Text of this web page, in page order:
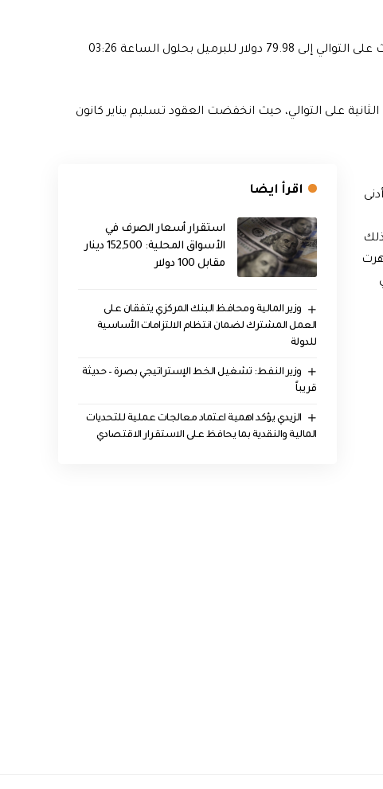
وتراجع خام غرب تكساس الوسيط الأميركي لليوم الثالث على التوالي إلى 79.98 دولار للبرميل بحلول الساعة 03:26
على التوالي، حيث انخفضت العقود تسليم يناير كانون
اقرأ ايضا
استقرار أسعار الصرف في
الأسواق المحلية: 152,500 دينار
مقابل 100 دولار
وزير المالية ومحافظ البنك المركزي يتفقان على
العمل المشترك لضمان انتظام الالتزامات الأساسية
للدولة
وزير النفط: تشغيل الخط الإستراتيجي بصرة – حديثة
قريباً
الزيدي يؤكد اهمية اعتماد معالجات عملية للتحديات
المالية والنقدية بما يحافظ على الاستقرار الاقتصادي
وذلك